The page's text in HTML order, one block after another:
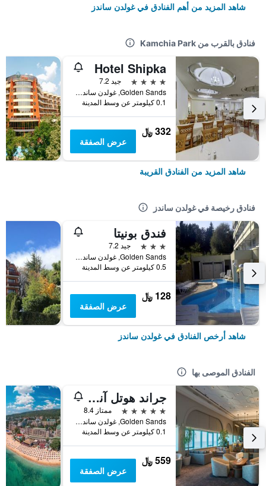
شاهد المزيد من أهم الفنادق في غولدن ساندز
فنادق بالقرب من Kamchia Park
Hotel Shipka
4 نجوم
جيد 7.2
Golden Sands, غولدن ساندز, بلغاريا
0.1 كيلومتر عن وسط المدينة
332 ﷼
عرض الصفقة
شاهد المزيد من الفنادق القريبة
فنادق رخيصة في غولدن ساندز
فندق بونيتا
3 نجوم
جيد 7.2
Golden Sands, غولدن ساندز, بلغاريا
0.5 كيلومتر عن وسط المدينة
128 ﷼
عرض الصفقة
شاهد أرخص الفنادق في غولدن ساندز
الفنادق الموصى بها
جراند هوتل آند كازينو إنترناشونال
5 نجوم
ممتاز 8.4
Golden Sands, غولدن ساندز, بلغاريا
0.1 كيلومتر عن وسط المدينة
559 ﷼
عرض الصفقة